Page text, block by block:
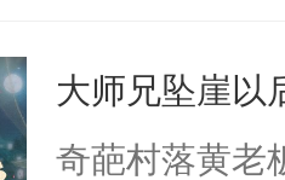
情，他以为，
夜祁砚清缩在
大师兄坠崖以
奇葩村落黄老